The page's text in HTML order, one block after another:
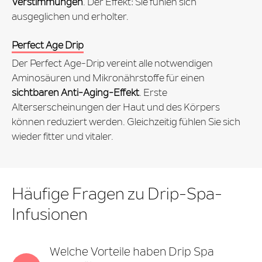
Verstimmungen. Der Effekt: Sie fühlen sich
ausgeglichen und erholter.
Perfect Age Drip
Der Perfect Age-Drip vereint alle notwendigen
Aminosäuren und Mikronährstoffe für einen
sichtbaren Anti-Aging-Effekt. Erste
Alterserscheinungen der Haut und des Körpers
können reduziert werden. Gleichzeitig fühlen Sie sich
wieder fitter und vitaler.
Häufige Fragen zu Drip-Spa-
Infusionen
Welche Vorteile haben Drip Spa